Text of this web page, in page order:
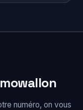
numéro, on vous